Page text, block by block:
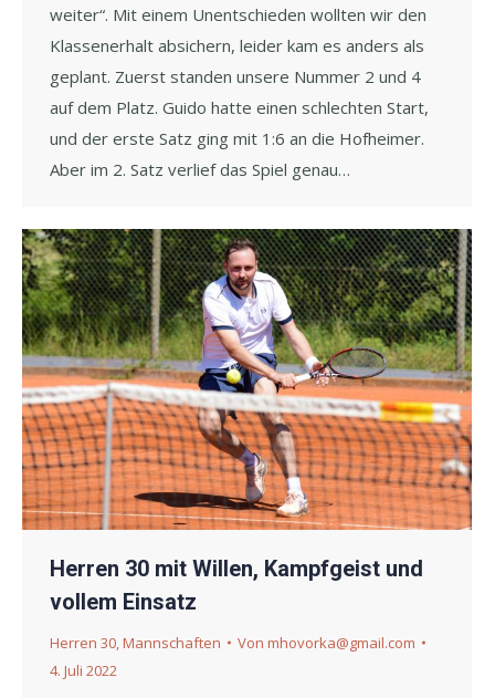
weiter“. Mit einem Unentschieden wollten wir den
Klassenerhalt absichern, leider kam es anders als
geplant. Zuerst standen unsere Nummer 2 und 4
auf dem Platz. Guido hatte einen schlechten Start,
und der erste Satz ging mit 1:6 an die Hofheimer.
Aber im 2. Satz verlief das Spiel genau…
Herren 30 mit Willen, Kampfgeist und
vollem Einsatz
Herren 30 Mannschaften Von mhovorka@gmail.com
4. Juli 2022